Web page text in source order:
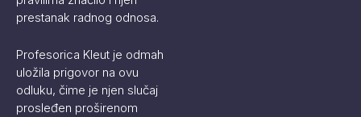
prestanak radnog odnosa.
Profesorica Kleut je odmah
uložila prigovor na ovu
odluku, čime je njen slučaj
prosleđen proširenom